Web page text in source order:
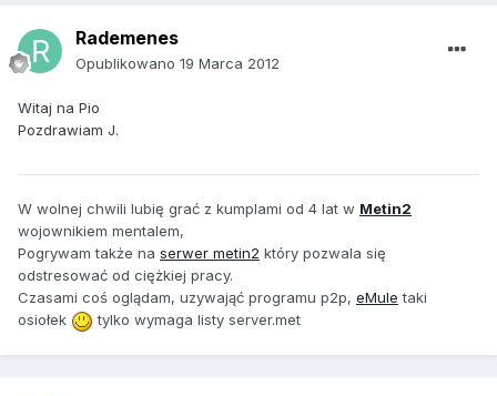
Rademenes
Opublikowano 19 Marca 2012
Witaj na Pio
Pozdrawiam J.
W wolnej chwili lubię grać z kumplami od 4 lat w Metin2
wojownikiem mentalem,
Pogrywam także na serwer metin2 który pozwala się
odstresować od ciężkiej pracy.
Czasami coś oglądam, uzywająć programu p2p, eMule taki
osiołek
tylko wymaga listy server.met